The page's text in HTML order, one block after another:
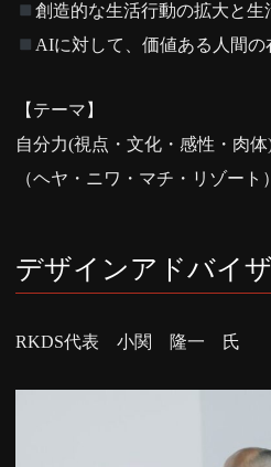
創造的な生活行動の拡大と生
AIに対して、価値ある人間の
【テーマ】
自分力(視点・文化・感性・
（ヘヤ・ニワ・マチ・リゾート）
デザインアドバイ
RKDS代表 小関 隆一 氏